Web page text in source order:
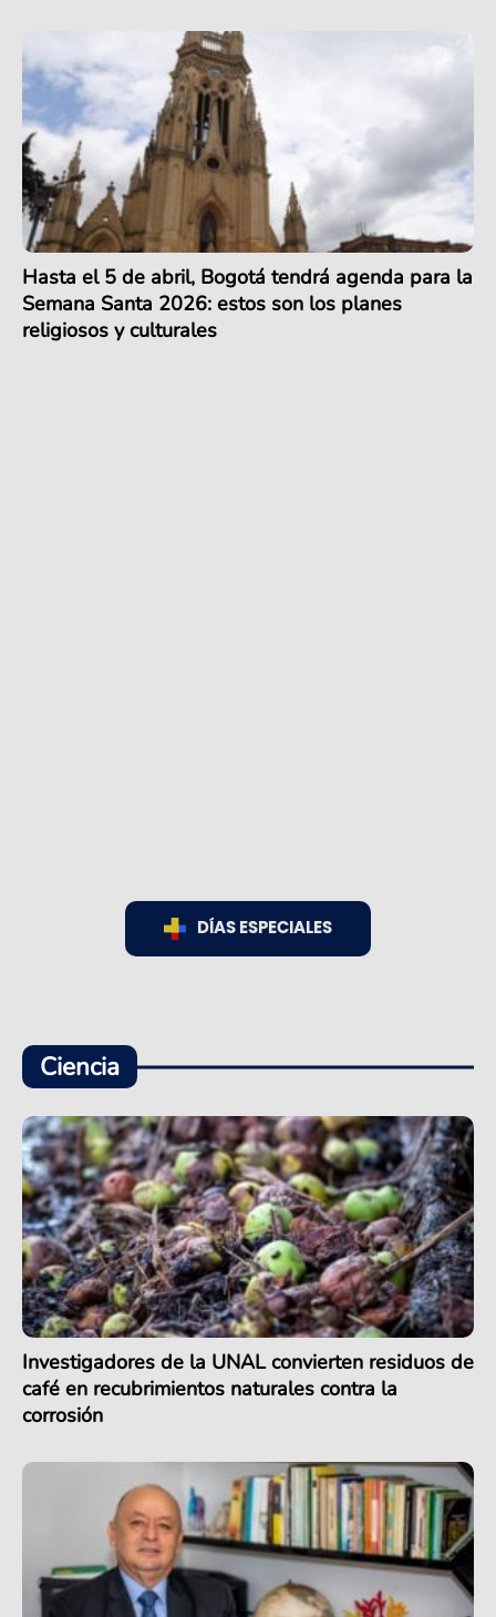
Hasta el 5 de abril, Bogotá tendrá agenda para la
Semana Santa 2026: estos son los planes
religiosos y culturales
DÍAS ESPECIALES
Ciencia
Investigadores de la UNAL convierten residuos de
café en recubrimientos naturales contra la
corrosión